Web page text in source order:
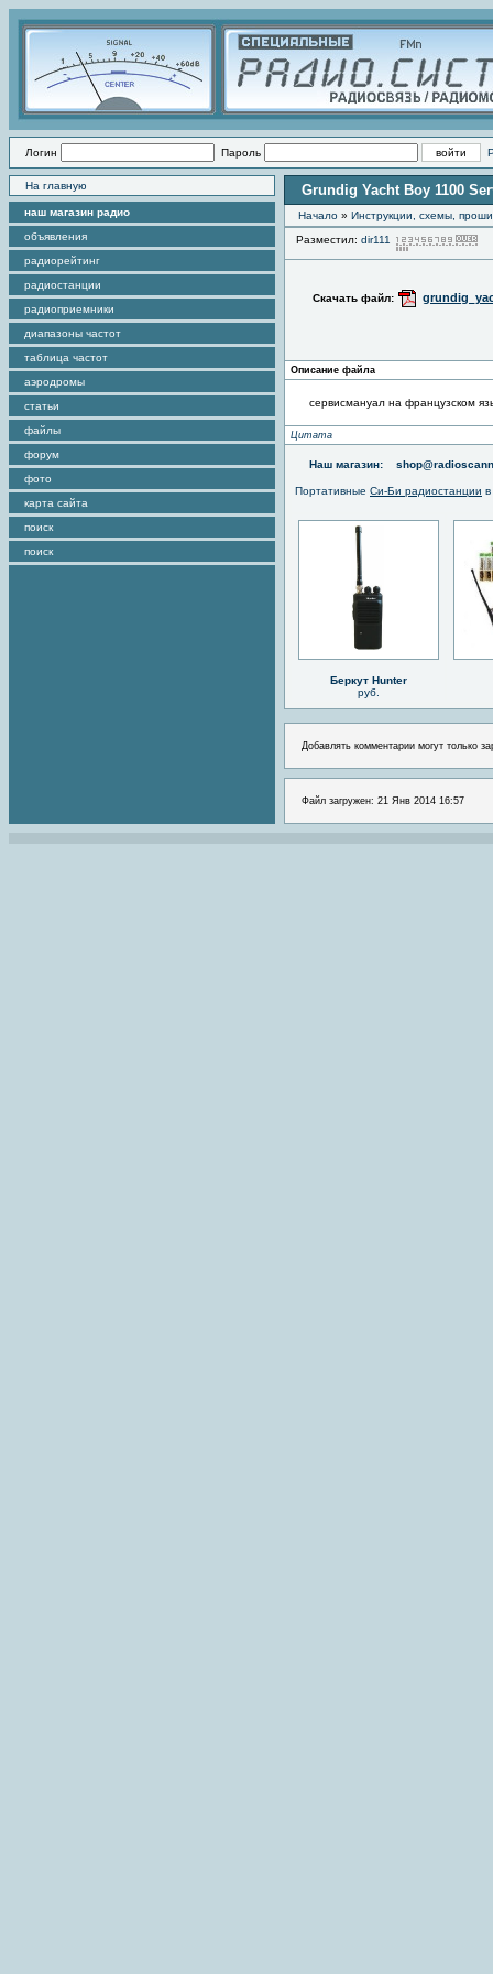
Логин Пароль
На главную
наш магазин радио
объявления
радиорейтинг
радиостанции
радиоприемники
диапазоны частот
таблица частот
аэродромы
статьи
файлы
форум
фото
карта сайта
поиск
поиск
Grundig Yacht Boy 1100
Начало » Инструкции, схемы,
Разместил: dir111
Скачать файл:
Описание файла
сервисмануал на французском
Цитата
Наш магазин:
Портативные Си-Би радиостанции
Беркут Hunter
руб.
Добавлять комментарии могут только
Файл загружен: 21 Янв 2014 16:57